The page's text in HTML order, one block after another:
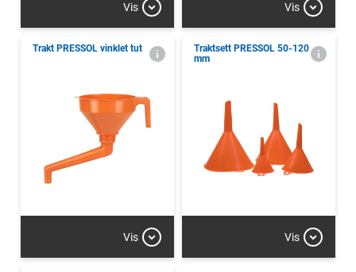
Vis Vis
Trakt PRESSOL vinklet tut
Vis
Traktsett PRESSOL 50-120
mm
Vis